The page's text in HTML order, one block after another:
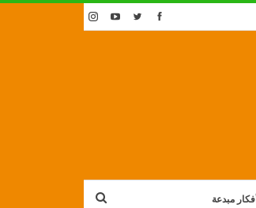
أفكار مبدعة